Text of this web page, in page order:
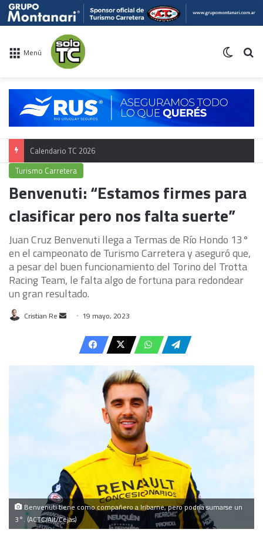
Menú
Calendario TC 2026
Turismo Carretera
Benvenuti: “Estamos firmes para
clasificar pero nos falta suerte”
Juan Cruz Benvenuti llega a Termas de Río Hondo 13°
en el campeonato de Turismo Carretera y aseguró que,
a pesar del buen funcionamiento del Torino del Trotta
Racing Team, le falta algo de fortuna para redondear
un gran resultado.
Cristian Re
Send
email
19 mayo, 2023
Benvenuti tiene como compañero a Iribarne, pero podría sumarse un
3°. (ACTC/Alt/Cejas)